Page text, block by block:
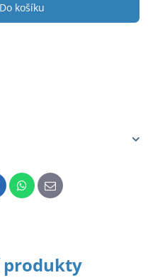
Do košíku
WhatsApp
E-
mail